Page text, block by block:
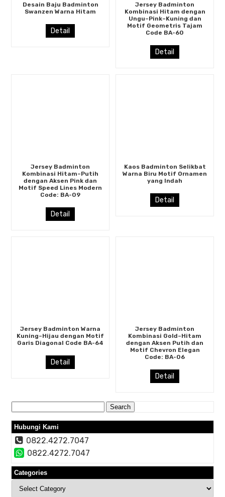
Desain Baju Badminton
Swanzen Warna Hitam
Detail
Jersey Badminton
Kombinasi Hitam dengan
Ungu–Pink–Kuning dan
Motif Geometris Tajam
Code BA-60
Detail
Jersey Badminton
Kombinasi Hitam–Putih
dengan Aksen Pink dan
Motif Speed Lines Modern
Code: BA-09
Detail
Kaos Badminton Selikbat
Warna Biru Motif Ornamen
yang Indah
Detail
Jersey Badminton Warna
Kuning–Hijau dengan Motif
Garis Diagonal Code BA-64
Detail
Jersey Badminton
Kombinasi Gold–Hitam
dengan Aksen Putih dan
Motif Chevron Elegan
Code: BA-06
Detail
for:
Hubungi Kami
0822.4272.7047
0822.4272.7047
Categories
Categories